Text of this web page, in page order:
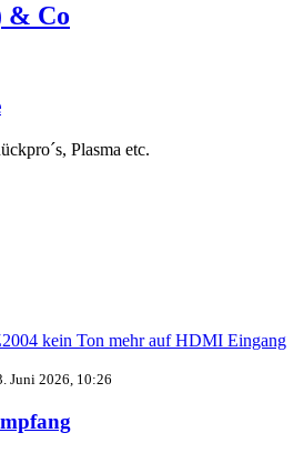
& Co
Plasma etc.
kein Ton mehr auf HDMI Eingang
Juni 2026, 10:26